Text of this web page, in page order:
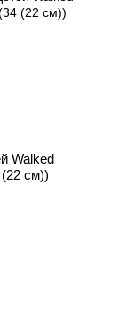
Walked
см))